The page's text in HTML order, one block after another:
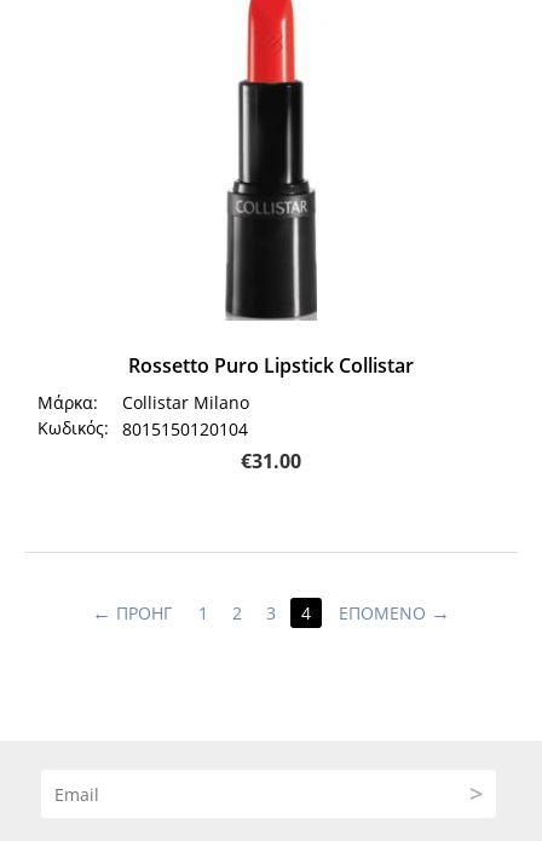
Rossetto Puro Lipstick Collistar
Μάρκα:
Collistar Milano
Κωδικός:
8015150120104
€31.00
ΠΡΟΗΓ 1 2 3 4 ΕΠΌΜΕΝΟ
>